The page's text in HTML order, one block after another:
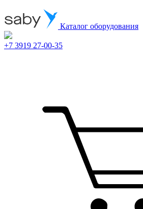
Каталог оборудования
+7 3919 27-00-35